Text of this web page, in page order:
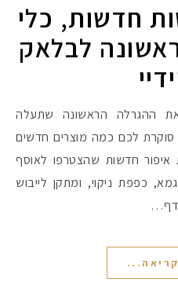
חדשות, כלי
לבלאק
סוקרת לכם כמה מוצרים חדשים
חדשות שהצטרפו לאוסף
כפפת ניקוי, ומתקן לייבוש